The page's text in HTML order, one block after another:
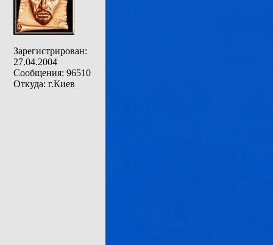
Зарегистрирован:
27.04.2004
Сообщения: 96510
Откуда: г.Киев